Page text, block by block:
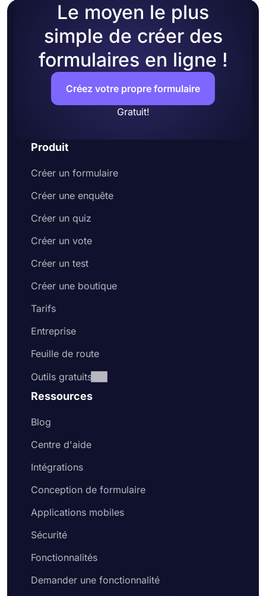
Le moyen le plus
simple de créer des
formulaires en ligne !
Créez votre propre formulaire
Gratuit!
Produit
Créer un formulaire
Créer une enquête
Créer un quiz
Créer un vote
Créer un test
Créer une boutique
Tarifs
Entreprise
Feuille de route
Outils gratuits
Ressources
Blog
Centre d'aide
Intégrations
Conception de formulaire
Applications mobiles
Sécurité
Fonctionnalités
Demander une fonctionnalité